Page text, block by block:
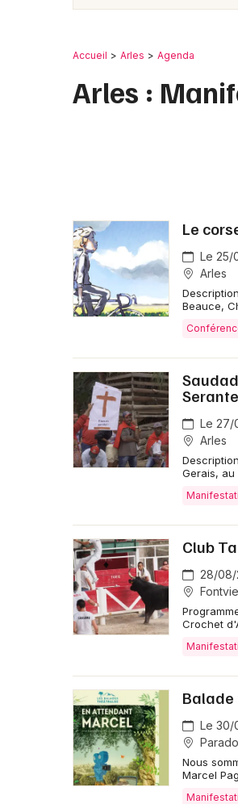
Accueil Arles Agenda
Arles :
Le
Le 25/
Arles
Beauce,
Le 27/
Arles
Gerais,
Club
28/
Crochet
Balade
Le 30/
Nous
Marcel